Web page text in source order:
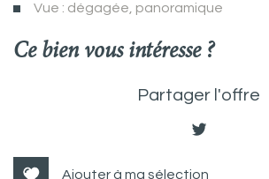
Vue : dégagée, panoramique
la ville de montbrun-des-corbières
−
ce bien vous intéresse ?
Partager l'offre
Ajouter à ma sélection